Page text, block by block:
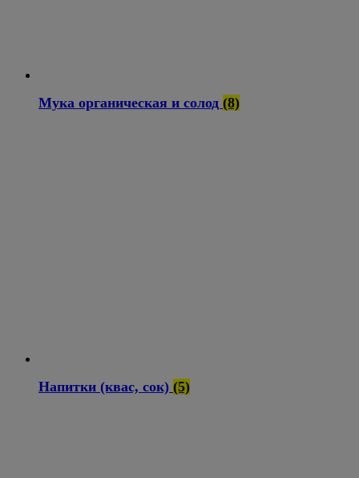
Мука органическая и солод (8)
Напитки (квас, сок) (5)